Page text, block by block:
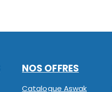
NOS OFFRES
Catalogue Aswak